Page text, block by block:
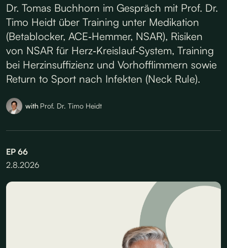
Dr. Tomas Buchhorn im Gespräch mit Prof. Dr.
Timo Heidt über Training unter Medikation
(Betablocker, ACE‑Hemmer, NSAR), Risiken
von NSAR für Herz‑Kreislauf‑System, Training
bei Herzinsuffizienz und Vorhofflimmern sowie
Return to Sport nach Infekten (Neck Rule).
with Prof. Dr. Timo Heidt
EP 66
2.8.2026